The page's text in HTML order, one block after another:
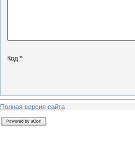
Код *:
Полная версия сайта